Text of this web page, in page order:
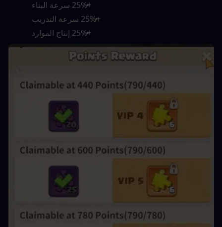
+25% سرعة البناء
+25% سرعة التدريب
+25% إنتاج الموارد